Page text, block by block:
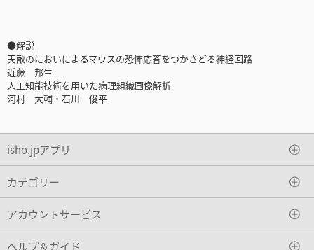
●解説
天敵のにおいによるマウスの恐怖応答をつかさどる神経回路
近藤 邦生
人工知能技術を用いた病理組織画像解析
河村 大輔・石川 俊平
isho.jpアプリ
カテゴリー
アカウントサービス
ヘルプ＆ガイド